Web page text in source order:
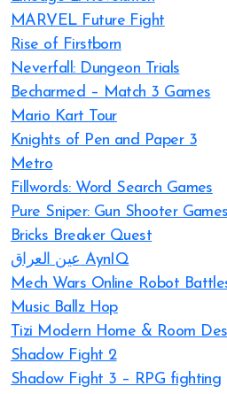
MARVEL Future Fight
Rise of Firstborn
Neverfall: Dungeon Trials
Becharmed – Match 3 Games
Mario Kart Tour
Knights of Pen and Paper 3
Metro
Fillwords: Word Search Games
Pure Sniper: Gun Shooter Games
Bricks Breaker Quest
عين العراق AynIQ
Mech Wars Online Robot
Music Ballz Hop
Tizi Modern Home & Room
Shadow Fight 2
Shadow Fight 3 – RPG fighting